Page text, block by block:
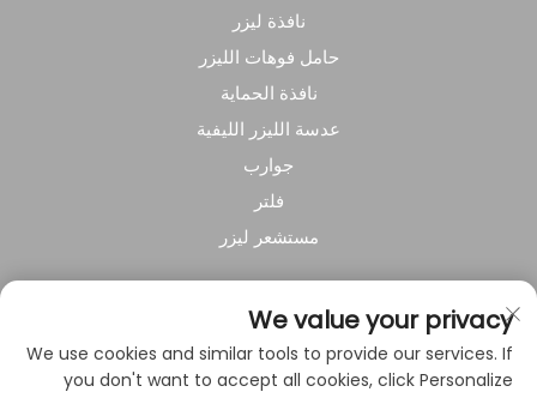
نافذة ليزر
حامل فوهات الليزر
نافذة الحماية
عدسة الليزر الليفية
جوارب
فلتر
مستشعر ليزر
عن الشركة
سياسة الخصوصية
We value your privacy
We use cookies and similar tools to provide our services. If
you don't want to accept all cookies, click Personalize